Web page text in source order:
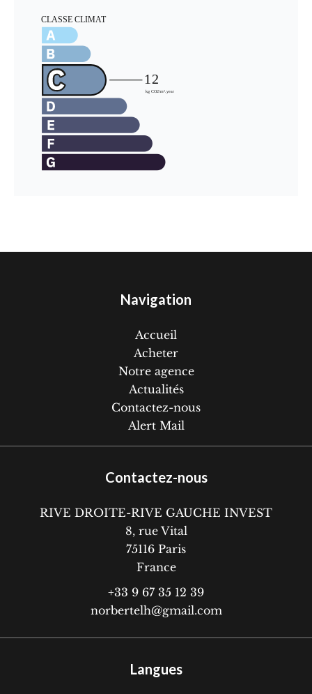
Navigation
Accueil
Acheter
Notre agence
Actualités
Contactez-nous
Alert Mail
Contactez-nous
RIVE DROITE-RIVE GAUCHE INVEST
8, rue Vital
75116 Paris
France
+33 9 67 35 12 39
norbertelh@gmail.com
Langues